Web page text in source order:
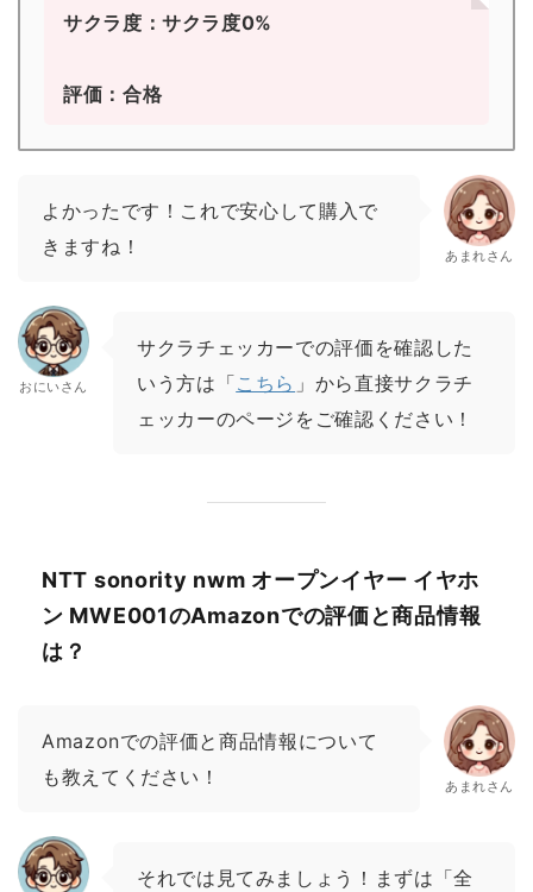
サクラ度：サクラ度0%
評価：合格
よかったです！これで安心して購入で
きますね！
あまれさん
おにいさん
サクラチェッカーでの評価を確認した
いう方は「こちら 」から直接サクラチ
ェッカーのページをご確認ください！
NTT sonority nwm オープンイヤー イヤホ
ン MWE001のAmazonでの評価と商品情報
は？
Amazonでの評価と商品情報について
も教えてください！
あまれさん
それでは見てみましょう！まずは「全